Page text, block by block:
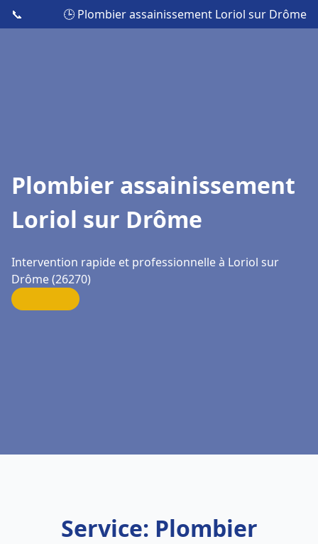
📞 🕒 Plombier assainissement Loriol sur Drôme
Plombier assainissement
Loriol sur Drôme
Intervention rapide et professionnelle à Loriol sur
Drôme (26270)
Service: Plombier